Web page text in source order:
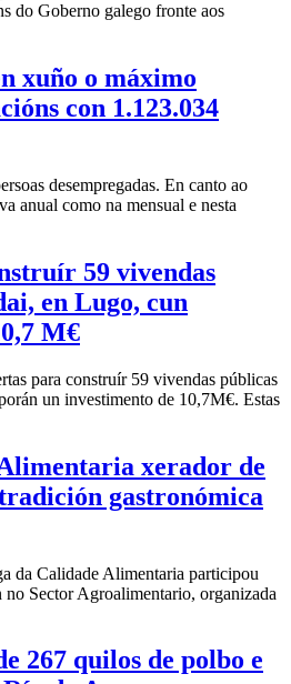
do Goberno galego fronte aos
xuño o máximo
con 1.123.034
desempregadas. En canto ao
anual como na mensual e nesta
59 vivendas
en Lugo, cun
M€
para construír 59 vivendas públicas
un investimento de 10,7M€. Estas
xerador de
gastronómica
da Calidade Alimentaria participou
Sector Agroalimentario, organizada
267 quilos de polbo e